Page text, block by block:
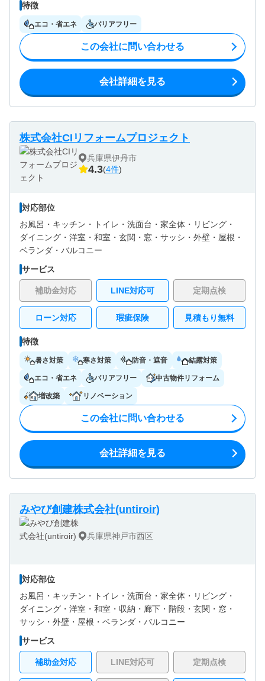
特徴
エコ・省エネ バリアフリー
この会社に問い合わせる
会社詳細を見る
株式会社CIリフォームプロジェクト
兵庫県伊丹市
4.3(4件)
対応部位
お風呂・ キッチン・ トイレ・ 洗面台・ 家全体・ リビング・
ダイニング・ 洋室・ 和室・ 玄関・ 窓・サッシ・ 外壁・ 屋根・
ベランダ・バルコニー
サービス
補助金対応 LINE対応可 定期点検
ローン対応 瑕疵保険 見積もり無料
特徴
暑さ対策 寒さ対策 防音・遮音 結露対策
エコ・省エネ バリアフリー 中古物件リフォーム
増改築 リノベーション
この会社に問い合わせる
会社詳細を見る
みやび創建株式会社(untiroir)
兵庫県神戸市西区
対応部位
お風呂・ キッチン・ トイレ・ 洗面台・ 家全体・ リビング・
ダイニング・ 洋室・ 和室・ 収納・ 廊下・ 階段・ 玄関・ 窓・
サッシ・ 外壁・ 屋根・ ベランダ・バルコニー
サービス
補助金対応 LINE対応可 定期点検